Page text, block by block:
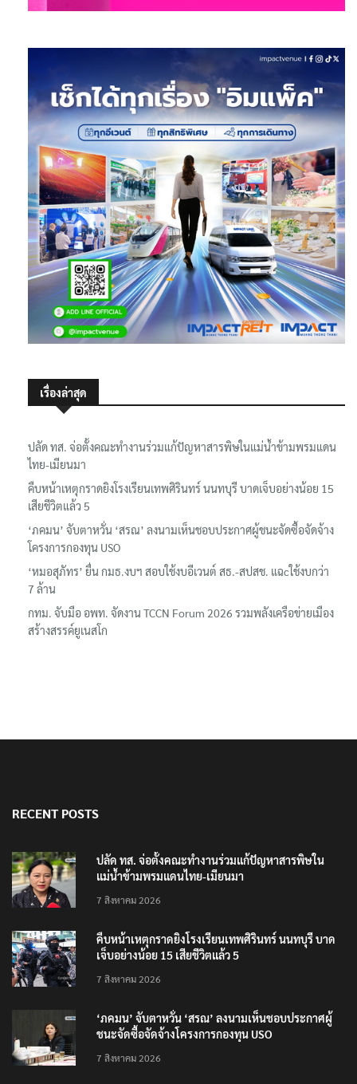
เรื่องล่าสุด
ปลัด ทส. จ่อตั้งคณะทำงานร่วมแก้ปัญหาสารพิษในแม่น้ำข้ามพรมแดน
ไทย-เมียนมา
คืบหน้าเหตุกราดยิงโรงเรียนเทพศิรินทร์ นนทบุรี บาดเจ็บอย่างน้อย 15
เสียชีวิตแล้ว 5
‘ภคมน’ จับตาหวั่น ‘สรณ’ ลงนามเห็นชอบประกาศผู้ชนะจัดซื้อจัดจ้าง
โครงการกองทุน USO
‘หมอสุภัทร’ ยื่น กมธ.งบฯ สอบใช้งบอีเวนต์ สธ.-สปสช. แฉcใช้งบกว่า
7 ล้าน
กทม. จับมือ อพท. จัดงาน TCCN Forum 2026 รวมพลังเครือข่ายเมือง
สร้างสรรค์ยูเนสโก
RECENT POSTS
ปลัด ทส. จ่อตั้งคณะทำงานร่วมแก้ปัญหาสารพิษใน
แม่น้ำข้ามพรมแดนไทย-เมียนมา
7 สิงหาคม 2026
คืบหน้าเหตุกราดยิงโรงเรียนเทพศิรินทร์ นนทบุรี บาด
เจ็บอย่างน้อย 15 เสียชีวิตแล้ว 5
7 สิงหาคม 2026
‘ภคมน’ จับตาหวั่น ‘สรณ’ ลงนามเห็นชอบประกาศผู้
ชนะจัดซื้อจัดจ้างโครงการกองทุน USO
7 สิงหาคม 2026